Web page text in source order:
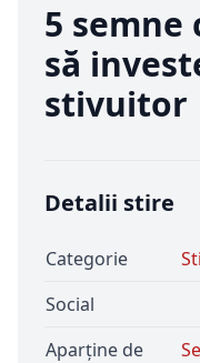
5 semne
să
stivuitor
Detalii stire
Categorie
Social
Aparține de